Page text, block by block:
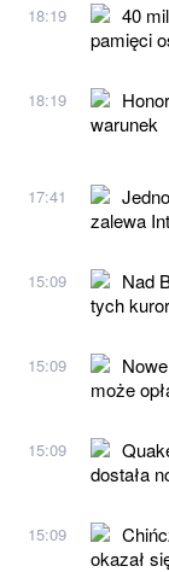
18:19
40
pamięci
18:19
warunek
17:41
zalewa
15:09
Nad
tych
15:09
może
15:09
dostała
15:09
okazał